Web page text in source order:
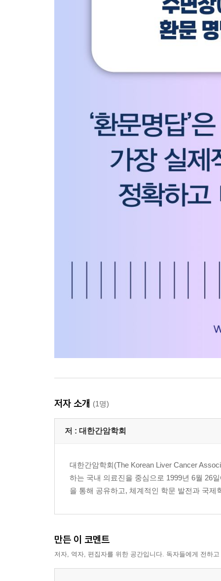
저자 소개 (1명)
저 : 대한간암학회
대한간암학회(The Korean Liver Cancer
하는 국내 의료진을 중심으로 1999년 6월 26
을 통해 공유하고, 체계적인 학문 발전과 국
만든 이 코멘트
저자, 역자, 편집자를 위한 공간입니다. 독자들에게 전하